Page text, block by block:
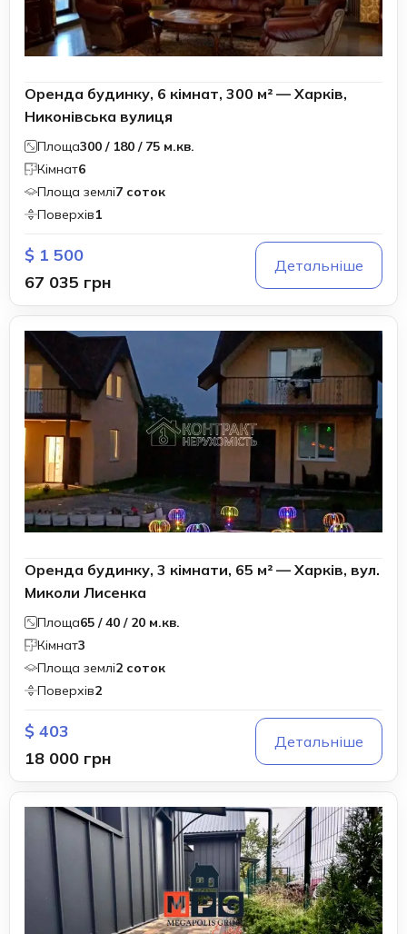
Оренда будинку, 6 кімнат, 300 м² — Харків,
Никонівська вулиця
Площа300 / 180 / 75 м.кв.
Кімнат6
Площа землі7 соток
Поверхів1
$ 1 500
67 035 грн
Детальніше
Оренда будинку, 3 кімнати, 65 м² — Харків, вул.
Миколи Лисенка
Площа65 / 40 / 20 м.кв.
Кімнат3
Площа землі2 соток
Поверхів2
$ 403
18 000 грн
Детальніше